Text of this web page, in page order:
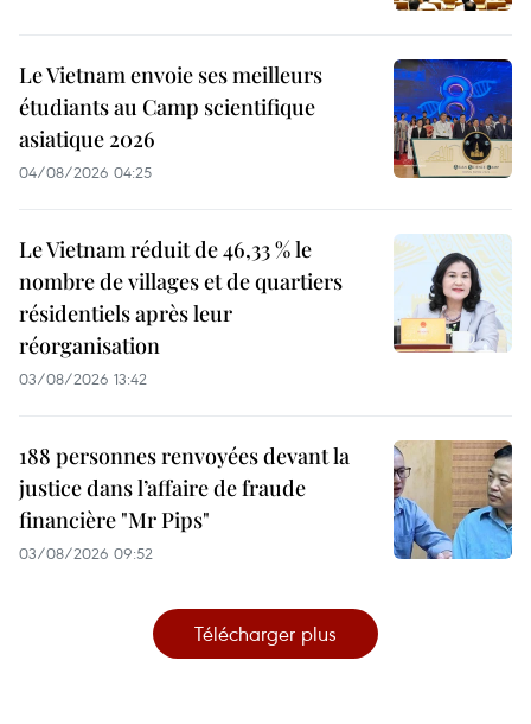
Le Vietnam envoie ses meilleurs
étudiants au Camp scientifique
asiatique 2026
04/08/2026 04:25
Le Vietnam réduit de 46,33 % le
nombre de villages et de quartiers
résidentiels après leur
réorganisation
03/08/2026 13:42
188 personnes renvoyées devant la
justice dans l’affaire de fraude
financière "Mr Pips"
03/08/2026 09:52
Télécharger plus